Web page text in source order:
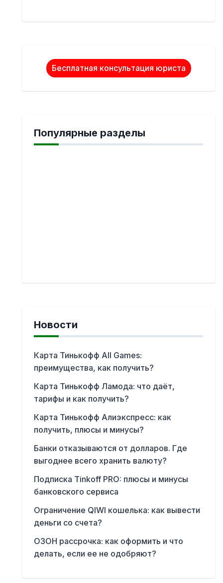
Бесплатная консультация юриста
Популярные разделы
Новости
Карта Тинькофф All Games:
преимущества, как получить?
Карта Тинькофф Ламода: что даёт,
тарифы и как получить?
Карта Тинькофф Алиэкспресс: как
получить, плюсы и минусы?
Банки отказываются от долларов. Где
выгоднее всего хранить валюту?
Подписка Tinkoff PRO: плюсы и минусы
банковского сервиса
Ограничение QIWI кошелька: как вывести
деньги со счета?
ОЗОН рассрочка: как оформить и что
делать, если ее не одобряют?